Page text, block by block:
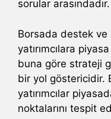
sorular arasındadır.
Borsada destek
yatırımcılara
buna göre strateji
bir yol göstericidir.
yatırımcılar
noktalarını tespit